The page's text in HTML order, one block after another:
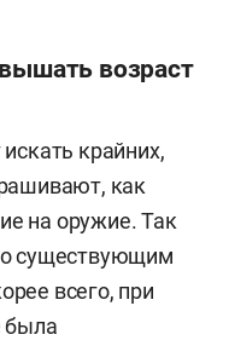
возраст
крайних,
как
на оружие. Так
существующим
всего, при
была